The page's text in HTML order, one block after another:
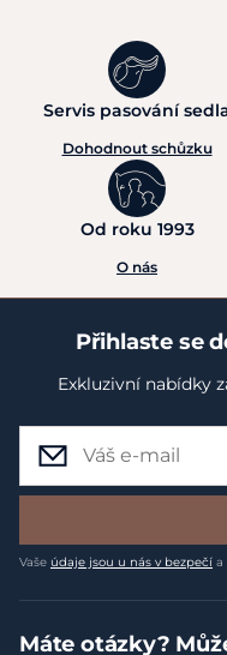
Servis pasování
Dohodnout schůzku
Od roku 1993
O nás
Přihlaste se
Exkluzivní nabídky
Vaše údaje jsou u nás v bezpečí a
Máte otázky?